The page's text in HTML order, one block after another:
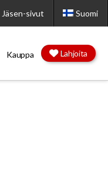
Jäsen-sivut Suomi
Kauppa Lahjoita